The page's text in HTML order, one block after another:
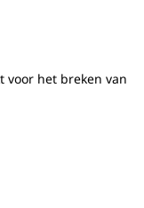
voor het breken van